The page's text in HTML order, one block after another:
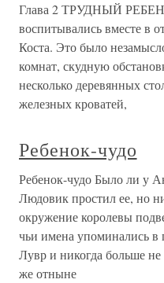
Глава 2 ТРУДНЫЙ
воспитывались вместе в
Коста. Это было
комнат, скудную
несколько деревянных
железных кроватей,
Ребенок-чудо
Ребенок-чудо Было ли у
Людовик простил ее, но
окружение королевы
чьи имена упоминались в
Лувр и никогда больше
же отныне